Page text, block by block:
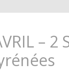
– 2